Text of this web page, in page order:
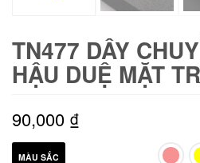
TN477 DÂY
HẬU DUỆ MẶT
90,000 ₫
MÀU SẮC